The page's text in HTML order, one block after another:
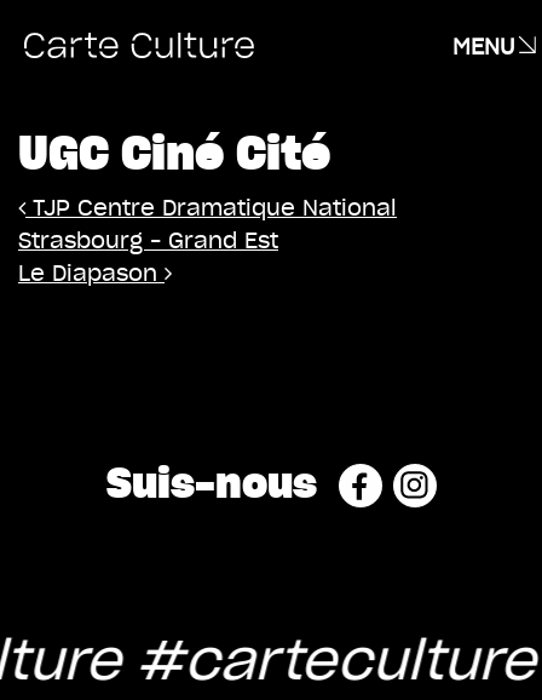
MENU
UGC Ciné Cité
Navigation
TJP Centre Dramatique National
Strasbourg – Grand Est
Le Diapason
Suis-nous
#carteculture